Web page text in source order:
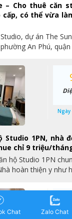
– Cho thuê căn
có thể vừa
dự án The
An Phú,
Studio 1PN, nhà
chỉ 9 triệu/
hộ Studio 1PN
hoàn thiện y như
Ngày
Chat Zalo Chat